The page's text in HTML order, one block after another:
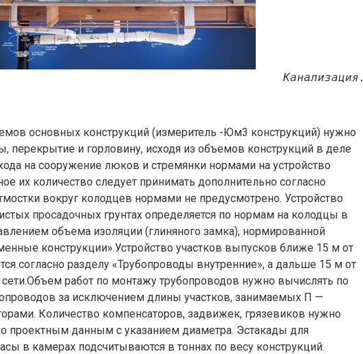
Канализация.
основных конструкций (измеритель -Юм3 конструкций) нужно
перекрытие и горловину, исходя из объемов конструкций в деле
на сооружение люков и стремянки нормами на устройство
их количество следует принимать дополнительно согласно
вокруг колодцев нормами не предусмотрено. Устройство
просадочных грунтах определяется по нормам на колодцы в
объема изоляции (глиняного замка), нормированной
конструкции».Устройство участков выпусков ближе 15 м от
согласно разделу «Трубопроводы внутренние», а дальше 15 м от
работ по монтажу трубопроводов нужно вычислять по
за исключением длины участков, занимаемых П —
Количество компенсаторов, задвижек, грязевиков нужно
проектным данным с указанием диаметра. Эстакады для
в камерах подсчитываются в тоннах по весу конструкций.